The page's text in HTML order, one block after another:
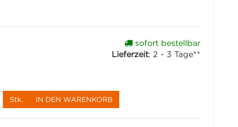
sofort bestellbar
Lieferzeit: 2 - 3 Tage**
Stk. IN DEN WARENKORB